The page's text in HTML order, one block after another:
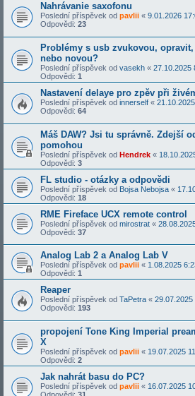
Nahrávanie saxofonu
Poslední příspěvek od pavlii « 9.01.2026
Odpovědi: 23
Problémy s usb zvukovou,
nebo novou?
Poslední příspěvek od vasekh « 27.10.2025
Odpovědi: 1
Nastavení delaye pro zpěv při
Poslední příspěvek od innerself «
Odpovědi: 64
Máš DAW? Jsi tu správně. Zdejší
pomohou
Poslední příspěvek od Hendrek «
Odpovědi: 3
FL studio - otázky a odpovědi
Poslední příspěvek od Bojsa Nebojsa «
Odpovědi: 18
RME Fireface UCX remote control
Poslední příspěvek od mirostrat «
Odpovědi: 37
Analog Lab 2 a Analog Lab V
Poslední příspěvek od pavlii « 1.08.2025
Odpovědi: 1
Reaper
Poslední příspěvek od TaPetra « 29.07.2025
Odpovědi: 193
propojení Tone King Imperial
X
Poslední příspěvek od pavlii « 19.07.2025
Odpovědi: 2
Jak nahrát basu do PC?
Poslední příspěvek od pavlii « 16.07.2025